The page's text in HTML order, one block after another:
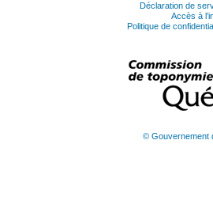
Déclaration de
Accès à
Politique de
© Gouvernement